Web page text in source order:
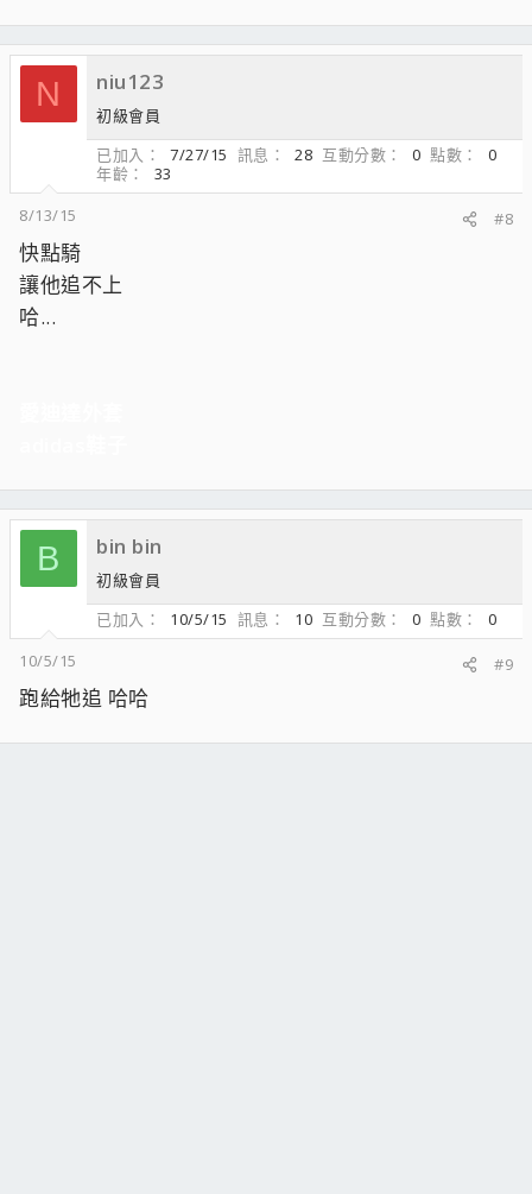
N niu123
初級會員
已加入
7/27/15 訊息 28 互動分數 0 點數
0
年齡
33
8/13/15
#8
快點騎
讓他追不上
哈...
B bin bin
初級會員
已加入
10/5/15 訊息 10 互動分數 0 點數
0
10/5/15
#9
跑給牠追 哈哈